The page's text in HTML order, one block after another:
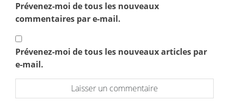
Prévenez-moi de tous les nouveaux
commentaires par e-mail.
Prévenez-moi de tous les nouveaux articles par
e-mail.